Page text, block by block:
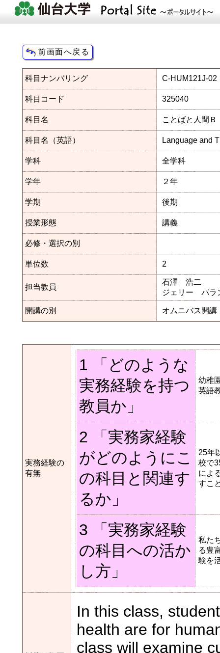
科目ナンバリング C-HUM121J-02
科目コード 325040
科目名 ことばと人間Ｂ
科目名（英語） Language and
学科 全学科
学年 ２年
学期 後期
授業形態 講義
必修・選択の別
単位数 2
担当教員
石澤 浩二
ジェリー パラ
開講の別 オムニバス開講
実務経験の
有無
1 「どのような
実務経験を持つ
教員か」
幼稚
英語
2 「実務家経験
がどのようにこ
の科目と関連す
るか」
25年
校で
によ
すこ
3 「実務家経験
の科目への活か
し方」
私た
る豊
験を
In this class,
health are for
class will examine